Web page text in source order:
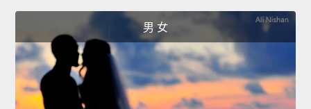
男 女